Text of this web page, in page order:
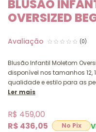
BLUSÃO
OVERSIZED
(0)
Blusão Infantil Moletom
disponível nos tamanhos 12,
qualidade e estilo para as
Ler mais
R$ 436,05
R$ 459,00